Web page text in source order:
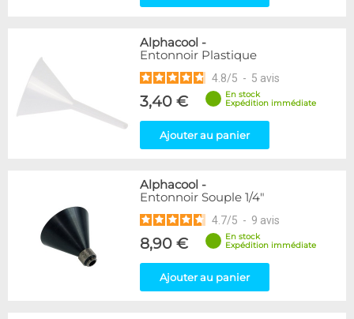
Alphacool -
Entonnoir Plastique
4.8/5 - 5 avis
3,40 €
En stock
Expédition immédiate
Ajouter au panier
Alphacool -
Entonnoir Souple 1/4"
4.7/5 - 9 avis
8,90 €
En stock
Expédition immédiate
Ajouter au panier